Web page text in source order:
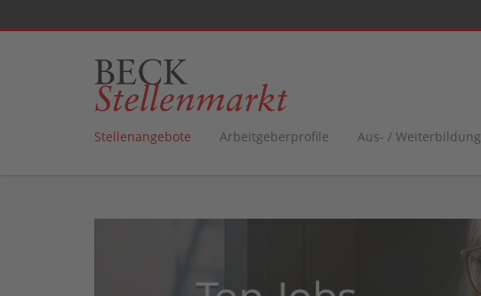
Stellenangebote Arbeitgeberprofile Aus- / Weiterbildung